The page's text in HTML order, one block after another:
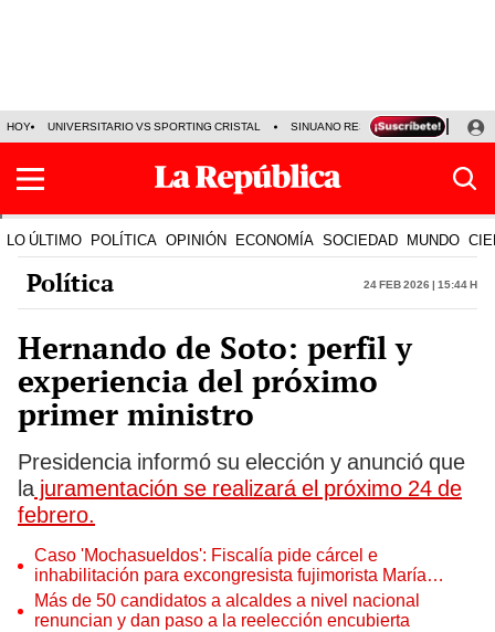
HOY UNIVERSITARIO VS SPORTING CRISTAL SINUANO RESULTADOS HOY
LO ÚLTIMO POLÍTICA OPINIÓN ECONOMÍA SOCIEDAD MUNDO
Política 24 Feb 2026 | 15:44 h
Hernando de Soto: perfil y
experiencia del próximo
primer ministro
Presidencia informó su elección y anunció que
la juramentación se realizará el próximo 24 de
febrero.
Caso 'Mochasueldos': Fiscalía pide cárcel e
inhabilitación para excongresista fujimorista María
Cordero Jon Tay
Más de 50 candidatos a alcaldes a nivel nacional
renuncian y dan paso a la reelección encubierta